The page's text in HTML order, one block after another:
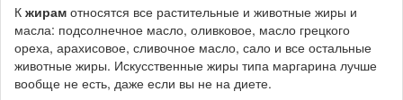
К жирам относятся все растительные и животные жиры и
масла: подсолнечное масло, оливковое, масло грецкого
ореха, арахисовое, сливочное масло, сало и все остальные
животные жиры. Искусственные жиры типа маргарина лучше
вообще не есть, даже если вы не на диете.